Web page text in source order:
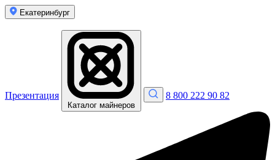
Екатеринбург
Презентация
Каталог майнеров
8 800 222 90 82